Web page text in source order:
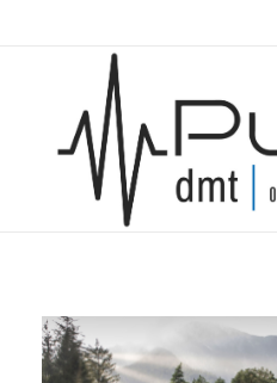
Puls Magazin
Zukunft der Mobilität